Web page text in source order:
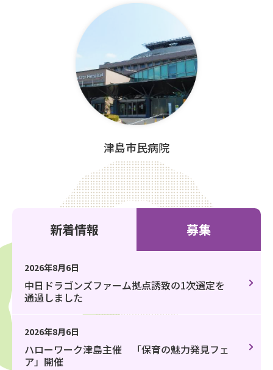
津島市民病院
新着情報 募集
2026年8月6日
中日ドラゴンズファーム拠点誘致の1次選定を
通過しました
2026年8月6日
ハローワーク津島主催 「保育の魅力発見フェ
ア」開催